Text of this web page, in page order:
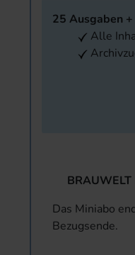
25 Ausgaben
Alle
Das Miniabo
Bezugsende.